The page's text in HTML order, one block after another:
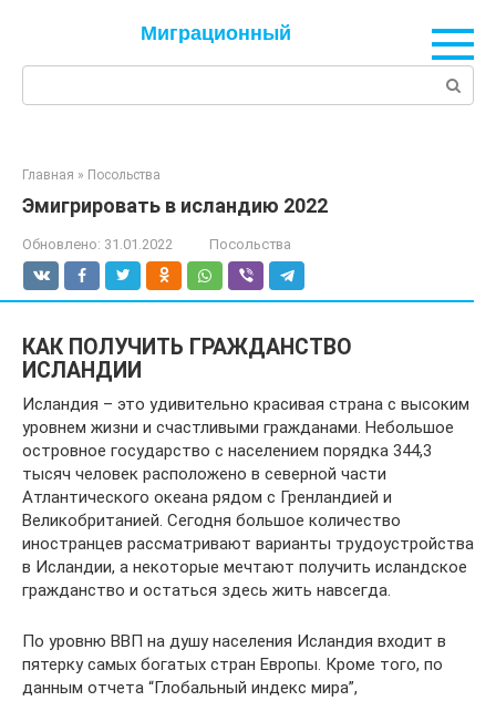
Миграционный
Главная » Посольства
Эмигрировать в исландию 2022
Обновлено: 31.01.2022 Посольства
КАК ПОЛУЧИТЬ ГРАЖДАНСТВО
ИСЛАНДИИ
Исландия – это удивительно красивая страна с высоким
уровнем жизни и счастливыми гражданами. Небольшое
островное государство с населением порядка 344,3
тысяч человек расположено в северной части
Атлантического океана рядом с Гренландией и
Великобританией. Сегодня большое количество
иностранцев рассматривают варианты трудоустройства
в Исландии, а некоторые мечтают получить исландское
гражданство и остаться здесь жить навсегда.
По уровню ВВП на душу населения Исландия входит в
пятерку самых богатых стран Европы. Кроме того, по
данным отчета “Глобальный индекс мира”,